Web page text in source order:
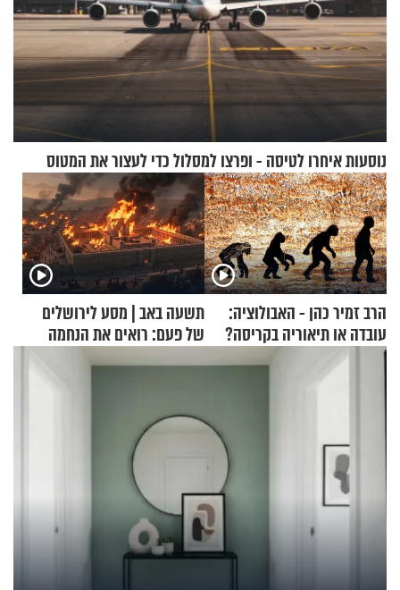
נוסעות איחרו לטיסה - ופרצו למסלול כדי לעצור את המטוס
הרב זמיר כהן - האבולוציה:
עובדה או תיאוריה בקריסה?
תשעה באב | מסע לירושלים
של פעם: רואים את הנחמה